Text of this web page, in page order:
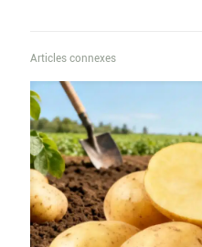
Articles connexes